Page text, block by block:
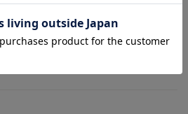
横260mm×奥行210mm
ラリーノ(R)エフ